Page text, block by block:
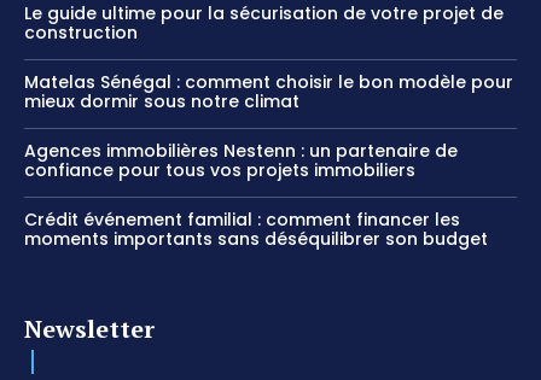
Le guide ultime pour la sécurisation de votre projet de
construction
Matelas Sénégal : comment choisir le bon modèle pour
mieux dormir sous notre climat
Agences immobilières Nestenn : un partenaire de
confiance pour tous vos projets immobiliers
Crédit événement familial : comment financer les
moments importants sans déséquilibrer son budget
Newsletter